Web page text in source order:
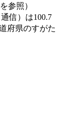
参照）
信）は100.7
府県のすがた